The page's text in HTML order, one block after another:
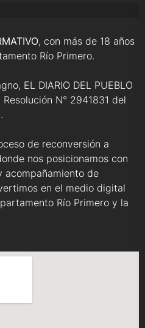
, con más de 18 años
Río Primero.
EL DIARIO DEL PUEBLO
N° 2941831 del
de reconversión a
nos posicionamos con
acompañamiento de
en el medio digital
Río Primero y la